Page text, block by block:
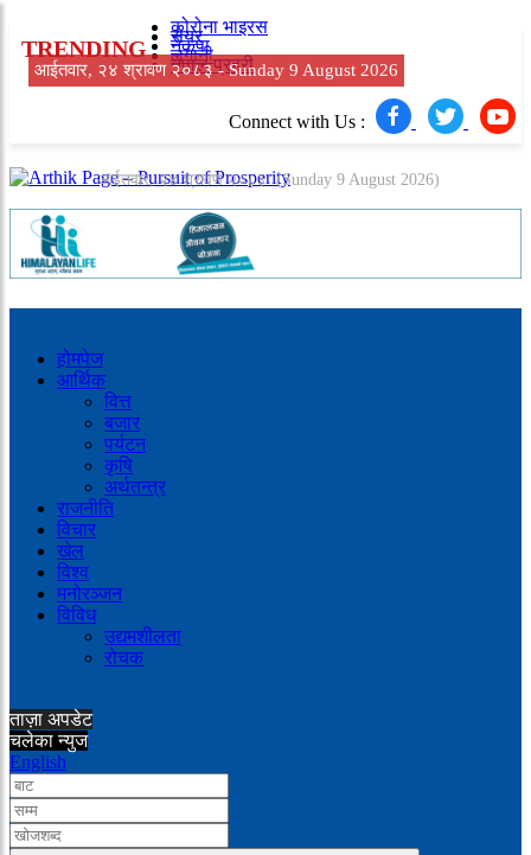
TRENDING
कोरोना भाइरस
सेयर
नेकपा
लगानी
नेपाल प्रहरी
Connect with Us :
आईतवार, २४ श्रावण २०८३ (Sunday 9 August 2026)
आईतवार, २४ श्रावण २०८३ -Sunday 9 August 2026
होमपेज
आर्थिक
वित्त
बजार
पर्यटन
कृषि
अर्थतन्त्र
राजनीति
विचार
खेल
विश्व
मनोरञ्जन
विविध
उद्यमशीलता
रोचक
ताज़ा अपडेट
चलेका न्युज
English